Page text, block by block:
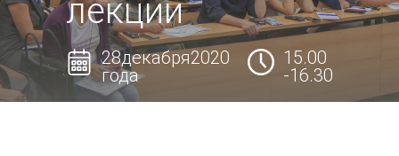
лекции
28декабря2020
года
15.00
-16.30